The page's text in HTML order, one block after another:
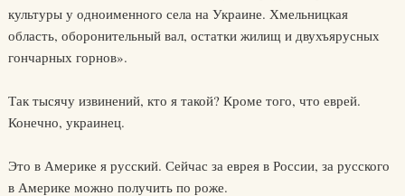
культуры у одноименного села на Украине. Хмельницкая
область, оборонительный вал, остатки жилищ и двухъярусных
гончарных горнов».
Так тысячу извинений, кто я такой? Кроме того, что еврей.
Конечно, украинец.
Это в Америке я русский. Сейчас за еврея в России, за русского
в Америке можно получить по роже.